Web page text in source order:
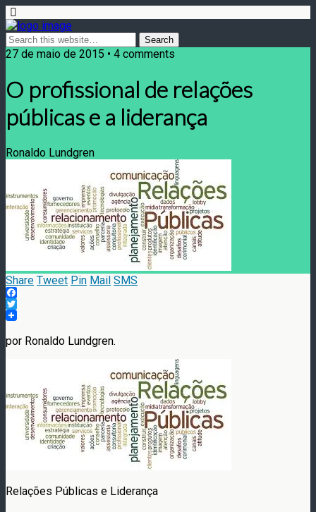
27 de maio de 2015 • 4 comments
O profissional de relações
públicas e a liderança
Ronaldo Lundgren
Share Tweet Pin Mail SMS
Facebook
Twitter
por Ronaldo Lundgren.
Relações Públicas e Liderança